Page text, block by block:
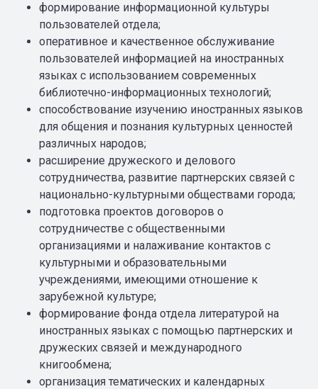
формирование информационной культуры
пользователей отдела;
оперативное и качественное обслуживание
пользователей информацией на иностранных
языках с использованием современных
библиотечно-информационных технологий;
способствование изучению иностранных языков
для общения и познания культурных ценностей
различных народов;
расширение дружеского и делового
сотрудничества, развитие партнерских связей с
национально-культурными обществами города;
подготовка проектов договоров о
сотрудничестве с общественными
организациями и налаживание контактов с
культурными и образовательными
учреждениями, имеющими отношение к
зарубежной культуре;
формирование фонда отдела литературой на
иностранных языках с помощью партнерских и
дружеских связей и международного
книгообмена;
организация тематических и календарных